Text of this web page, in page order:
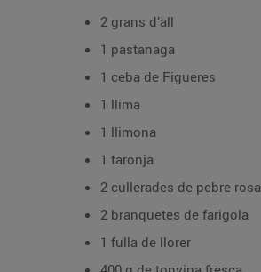
2 grans d’all
1 pastanaga
1 ceba de Figueres
1 llima
1 llimona
1 taronja
2 cullerades de pebre rosa
2 branquetes de farigola
1 fulla de llorer